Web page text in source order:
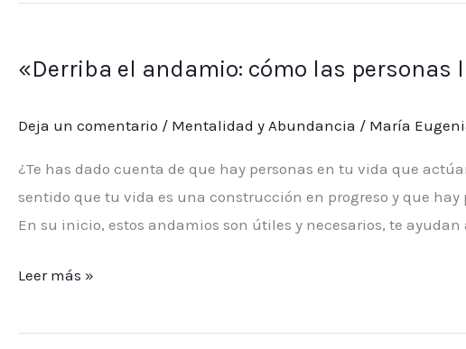
«Derriba el andamio: cómo las personas
Deja un comentario / Mentalidad y Abundancia / María
¿Te has dado cuenta de que hay personas en tu vida que
sentido que tu vida es una construcción en progreso y que
En su inicio, estos andamios son útiles y necesarios, te ayudan
andamio:
las
Leer más »